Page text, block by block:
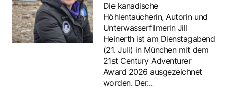
Die kanadische
Höhlentaucherin, Autorin und
Unterwasserfilmerin Jill
Heinerth ist am Dienstagabend
(21. Juli) in München mit dem
21st Century Adventurer
Award 2026 ausgezeichnet
worden. Der...